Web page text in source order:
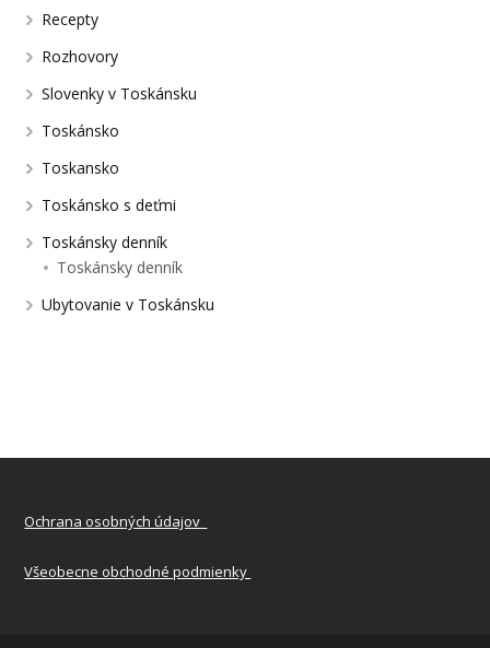
Recepty
Rozhovory
Slovenky v Toskánsku
Toskánsko
Toskansko
Toskánsko s deťmi
Toskánsky denník
Toskánsky denník
Ubytovanie v Toskánsku
Ochrana osobných údajov
Všeobecne obchodné podmienky